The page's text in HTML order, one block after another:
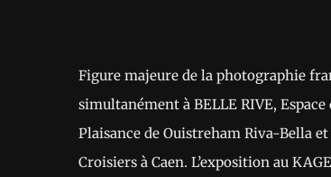
Figure majeure de la photographie
simultanément à BELLE RIVE,
Plaisance de Ouistreham Riva-Bella
Croisiers à Caen. L’exposition au